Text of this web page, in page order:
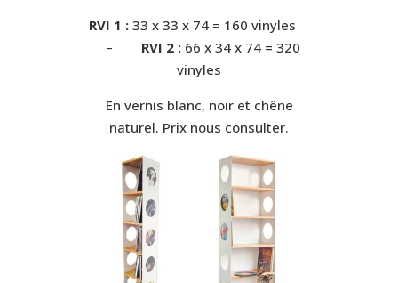
RVI 1 :33 x 33 x 74 = 160 vinyles
– RVI 2 :66 x 34 x 74 = 320
vinyles
En vernis blanc, noir et chêne
naturel. Prix nous consulter.